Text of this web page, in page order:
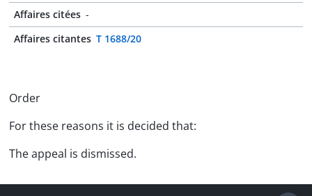
Affaires citées -
Affaires citantes T 1688/20
Order
For these reasons it is decided that:
The appeal is dismissed.